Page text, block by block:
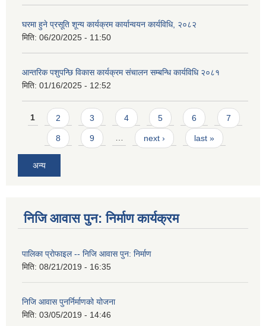
घरमा हुने प्रसूति शून्य कार्यक्रम कार्यान्वयन कार्यविधि, २०८२
मिति: 06/20/2025 - 11:50
आन्तरिक पशुपन्छि विकास कार्यक्रम संचालन सम्बन्धि कार्यविधि २०८१
मिति: 01/16/2025 - 12:52
Pages
1 2 3 4 5 6 7
8 9 … next › last »
अन्य
निजि आवास पुन: निर्माण कार्यक्रम
पालिका प्राेफाइल -- निजि आवास पुन: निर्माण
मिति: 08/21/2019 - 16:35
निजि आवास पुनर्निर्माणको योजना
मिति: 03/05/2019 - 14:46